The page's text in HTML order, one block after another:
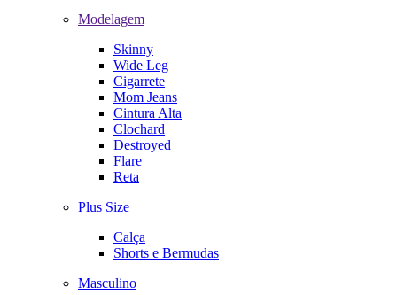
Modelagem
Skinny
Wide Leg
Cigarrete
Mom Jeans
Cintura Alta
Clochard
Destroyed
Flare
Reta
Plus Size
Calça
Shorts e Bermudas
Masculino